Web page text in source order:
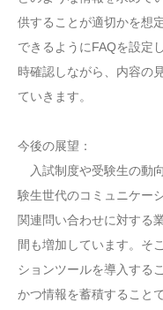
供することが適切かを想
できるようにFAQを設定
時確認しながら、内容の
ていきます。
今後の展望：
入試制度や受験生の動
験生世代のコミュニケー
関連問い合わせに対する
間も増加しています。そ
ションツールを導入する
かつ情報を蓄積すること